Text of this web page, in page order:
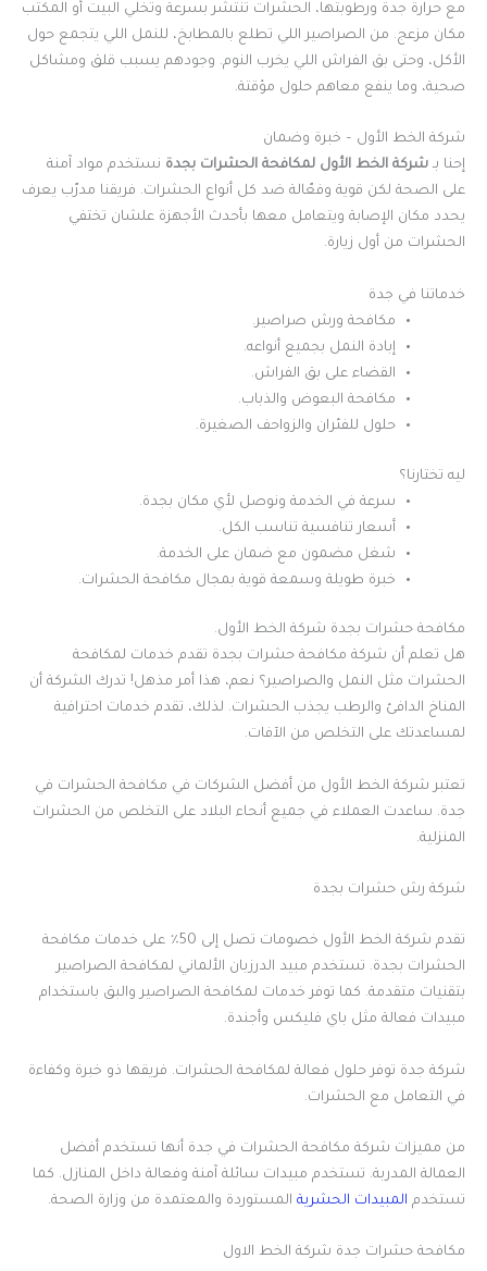
مع حرارة جدة ورطوبتها، الحشرات تنتشر بسرعة وتخلي البيت أو المكتب
مكان مزعج. من الصراصير اللي تطلع بالمطابخ، للنمل اللي يتجمع حول
الأكل، وحتى بق الفراش اللي يخرب النوم. وجودهم يسبب قلق ومشاكل
صحية، وما ينفع معاهم حلول مؤقتة.
شركة الخط الأول – خبرة وضمان
إحنا بـ شركة الخط الأول لمكافحة الحشرات بجدة نستخدم مواد آمنة
على الصحة لكن قوية وفعّالة ضد كل أنواع الحشرات. فريقنا مدرّب يعرف
يحدد مكان الإصابة ويتعامل معها بأحدث الأجهزة علشان تختفي
الحشرات من أول زيارة.
خدماتنا في جدة
مكافحة ورش صراصير.
إبادة النمل بجميع أنواعه.
القضاء على بق الفراش.
مكافحة البعوض والذباب.
حلول للفئران والزواحف الصغيرة.
ليه تختارنا؟
سرعة في الخدمة ونوصل لأي مكان بجدة.
أسعار تنافسية تناسب الكل.
شغل مضمون مع ضمان على الخدمة.
خبرة طويلة وسمعة قوية بمجال مكافحة الحشرات.
مكافحة حشرات بجدة شركة الخط الأول.
هل تعلم أن شركة مكافحة حشرات بجدة تقدم خدمات لمكافحة
الحشرات مثل النمل والصراصير؟ نعم، هذا أمر مذهل! تدرك الشركة أن
المناخ الدافئ والرطب يجذب الحشرات. لذلك، تقدم خدمات احترافية
لمساعدتك على التخلص من الآفات.
تعتبر شركة الخط الأول من أفضل الشركات في مكافحة الحشرات في
جدة. ساعدت العملاء في جميع أنحاء البلاد على التخلص من الحشرات
المنزلية.
شركة رش حشرات بجدة
تقدم شركة الخط الأول خصومات تصل إلى 50٪ على خدمات مكافحة
الحشرات بجدة. تستخدم مبيد الدرزبان الألماني لمكافحة الصراصير
بتقنيات متقدمة. كما توفر خدمات لمكافحة الصراصير والبق باستخدام
مبيدات فعالة مثل باي فليكس وأجندة.
شركة جدة توفر حلول فعالة لمكافحة الحشرات. فريقها ذو خبرة وكفاءة
في التعامل مع الحشرات.
من مميزات شركة مكافحة الحشرات في جدة أنها تستخدم أفضل
العمالة المدربة. تستخدم مبيدات سائلة آمنة وفعالة داخل المنازل. كما
تستخدم المبيدات الحشرية المستوردة والمعتمدة من وزارة الصحة.
مكافحة حشرات جدة شركة الخط الاول